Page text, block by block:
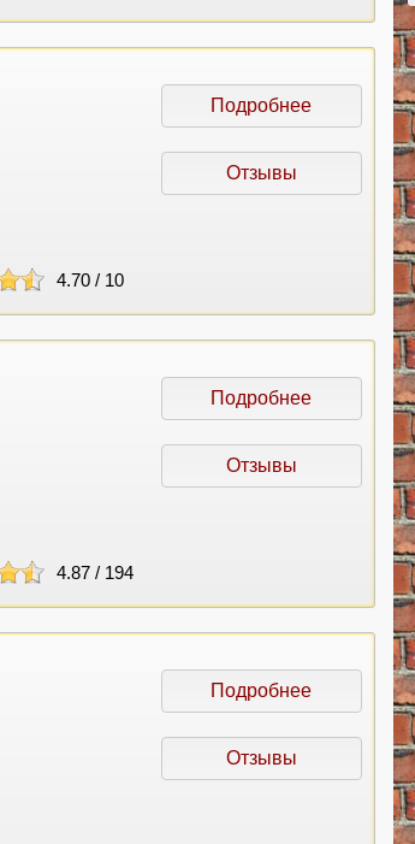
4.70/ 10
Подробнее
Отзывы
4.87/ 194
Подробнее
Отзывы
Подробнее
Отзывы